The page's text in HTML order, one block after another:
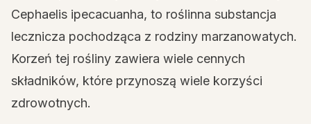
Cephaelis ipecacuanha, to roślinna substancja
lecznicza pochodząca z rodziny marzanowatych.
Korzeń tej rośliny zawiera wiele cennych
składników, które przynoszą wiele korzyści
zdrowotnych.